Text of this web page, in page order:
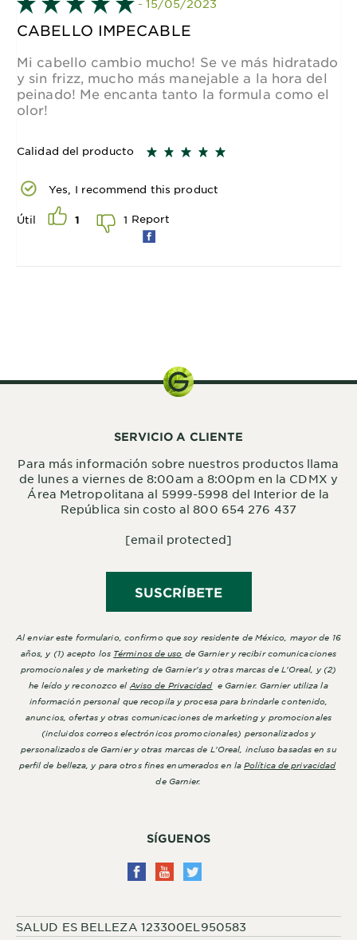
CABELLO IMPECABLE
Mi cabello cambio mucho! Se ve más hidratado
y sin frizz, mucho más manejable a la hora del
peinado! Me encanta tanto la formula como el
olor!
Calidad del producto
Yes, I recommend this product
Útil 1 1 Report
SÍGUENOS
SALUD ES BELLEZA 123300EL950583
SERVICIO A CLIENTE
Para más información sobre nuestros productos llama
de lunes a viernes de 8:00am a 8:00pm en la CDMX y
Área Metropolitana al 5999-5998 del Interior de la
República sin costo al 800 654 276 437
[email protected]
SUSCRÍBETE
Al enviar este formulario, confirmo que soy residente de México, mayor de 16
años, y (1) acepto los Términos de uso de Garnier y recibir comunicaciones
promocionales y de marketing de Garnier's y otras marcas de L'Oreal, y (2)
he leído y reconozco el Aviso de Privacidade Garnier. Garnier utiliza la
información personal que recopila y procesa para brindarle contenido,
anuncios, ofertas y otras comunicaciones de marketing y promocionales
(incluidos correos electrónicos promocionales) personalizados y
personalizados de Garnier y otras marcas de L'Oreal, incluso basadas en su
perfil de belleza, y para otros fines enumerados en laPolítica de privacidad
de Garnier.